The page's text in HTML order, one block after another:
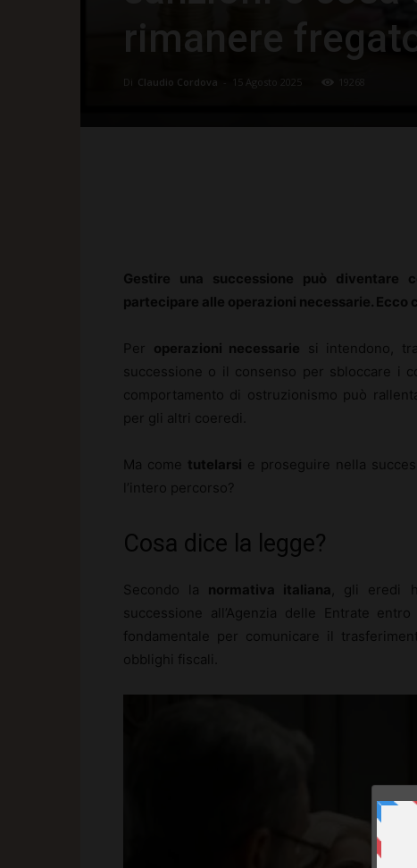
rimanere
Di Claudio Cordova - 15 Agosto 2025
Gestire una successione può
partecipare alle operazioni necessarie. Ecco
Per operazioni necessarie si intendono,
successione o il consenso per sbloccare i
comportamento di ostruzionismo può
per gli altri coeredi.
Ma come tutelarsi e proseguire nella
l’intero percorso?
Cosa dice la legge?
Secondo la normativa italiana
, gli eredi
successione all’Agenzia delle Entrate
fondamentale per comunicare il
obblighi fiscali.